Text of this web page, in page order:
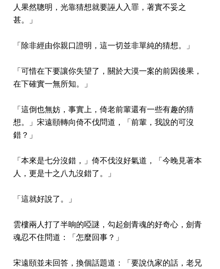
人果然聰明，光靠猜想就要誣人入罪，著實不妥之
甚。」
「除非經由你親口證明，這一切並非單純的猜想。」
「可惜在下要讓你失望了，關於大漠一案的前因後果，
在下確實一無所知。」
「這倒也無妨，事實上，倚老前輩還有一些有趣的猜
想。」宋遠頤轉向倚不伐問道，「前輩，我說的可沒
錯？」
「本來是七分沒錯，」倚不伐沒好氣道，「今晚見著本
人，更是十之八九沒錯了。」
「這就好說了。」
雲樓兩人打了半晌的啞謎，勾起劍青魂的好奇心，劍青
魂忍不住問道：「怎麼回事？」
宋遠頤並未回答，換個話題道：「要說仇家的話，老兄